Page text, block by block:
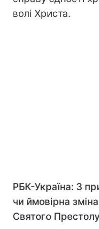
волі Христа.
РБК-Україна: З
чи ймовірна
Святого